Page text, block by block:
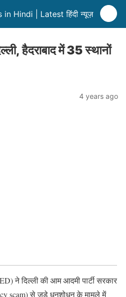
Hindi | Latest हिंदी न्यूज़
हैदराबाद में 35 स्थानों
4 years ago
ने दिल्ली की आम आदमी पार्टी सरकार
scam) से जुड़े धनशोधन के मामले में